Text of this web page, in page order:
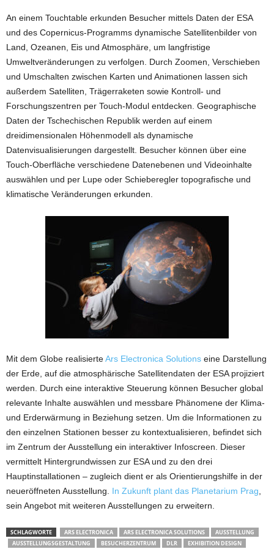
An einem Touchtable erkunden Besucher mittels Daten der ESA
und des Copernicus-Programms dynamische Satellitenbilder von
Land, Ozeanen, Eis und Atmosphäre, um langfristige
Umweltveränderungen zu verfolgen. Durch Zoomen, Verschieben
und Umschalten zwischen Karten und Animationen lassen sich
außerdem Satelliten, Trägerraketen sowie Kontroll- und
Forschungszentren per Touch-Modul entdecken. Geographische
Daten der Tschechischen Republik werden auf einem
dreidimensionalen Höhenmodell als dynamische
Datenvisualisierungen dargestellt. Besucher können über eine
Touch-Oberfläche verschiedene Datenebenen und Videoinhalte
auswählen und per Lupe oder Schieberegler topografische und
klimatische Veränderungen erkunden.
Mit dem Globe realisierteArs Electronica Solutions eine Darstellung
der Erde, auf die atmosphärische Satellitendaten der ESA projiziert
werden. Durch eine interaktive Steuerung können Besucher global
relevante Inhalte auswählen und messbare Phänomene der Klima-
und Erderwärmung in Beziehung setzen. Um die Informationen zu
den einzelnen Stationen besser zu kontextualisieren, befindet sich
im Zentrum der Ausstellung ein interaktiver Infoscreen. Dieser
vermittelt Hintergrundwissen zur ESA und zu den drei
Hauptinstallationen – zugleich dient er als Orientierungshilfe in der
neueröffneten Ausstellung. In Zukunft plant das Planetarium Prag
sein Angebot mit weiteren Ausstellungen zu erweitern.
SCHLAGWORTE ARS ELECTRONICA ARS ELECTRONICA SOLUTIONS
AUSSTELLUNG
AUSSTELLUNGSGESTALTUNG
BESUCHERZENTRUM DLR EXHIBITION DESIGN